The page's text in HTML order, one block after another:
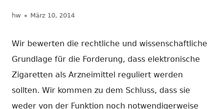
Autor
hw Veröffentlicht
März 10, 2014
Wir bewerten die rechtliche und wissenschaftliche
Grundlage für die Forderung, dass elektronische
Zigaretten als Arzneimittel reguliert werden
sollten. Wir kommen zu dem Schluss, dass sie
weder von der Funktion noch notwendigerweise